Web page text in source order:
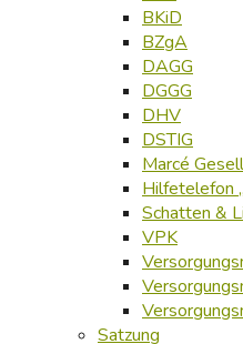
BKiD
BZgA
DAGG
DGGG
DHV
DSTIG
Marcé
Hilfetelefon
Schatten &
VPK
Satzung